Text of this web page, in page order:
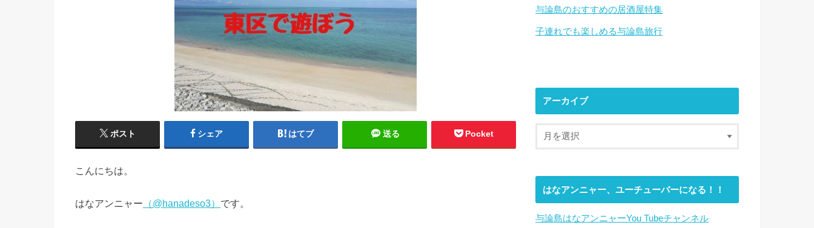
ポスト シェア はてブ 送る Pocket
こんにちは。
はなアンニャー （@hanadeso3） です。
与論島のおすすめの居酒屋特集
子連れでも楽しめる与論島旅行
アーカイブ
はなアンニャー、ユーチューバーになる！！
与論島はなアンニャーYou Tubeチャンネル